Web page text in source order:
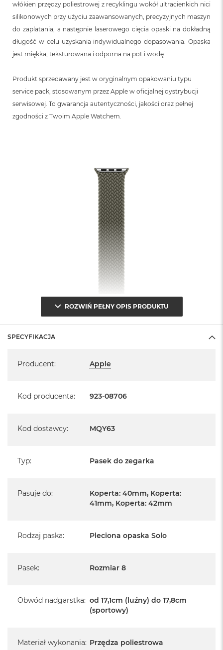
włókien przędzy poliestrowej z recyklingu wokół ultracienkich nici
silikonowych przy użyciu zaawansowanych, precyzyjnych maszyn
do zaplatania, a następnie laserowego cięcia opaski na dokładną
długość w celu uzyskania indywidualnego dopasowania. Opaska
jest miękka, teksturowana i odporna na pot i wodę.
Produkt sprzedawany jest w oryginalnym opakowaniu typu
service pack, stosowanym przez Apple w oficjalnej dystrybucji
serwisowej. To gwarancja autentyczności, jakości oraz pełnej
zgodności z Twoim Apple Watchem.
ROZWIŃ PEŁNY OPIS PRODUKTU
SPECYFIKACJA
Producent: Apple
Kod producenta: 923-08706
Kod dostawcy: MQY63
Typ: Pasek do zegarka
Pasuje do:
Koperta: 40mm, Koperta:
41mm, Koperta: 42mm
Rodzaj paska: Pleciona opaska Solo
Pasek: Rozmiar 8
Obwód nadgarstka: od 17,1cm (luźny) do 17,8cm
(sportowy)
Materiał wykonania: Przędza poliestrowa